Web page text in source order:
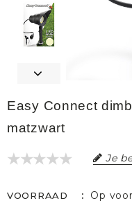
Easy Connect
matzwart
Je
VOORRAAD Op